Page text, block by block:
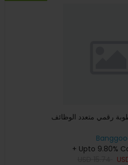
رقمي متعدد الوظائف
+ Upto 9.80%